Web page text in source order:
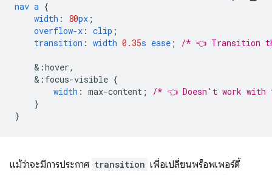
nav a {
width : 80px ;
overflow-x : clip ;
transition : width 0.35s ease ; /* 👈 Transition
& :hover,
& :focus-visible {
width : max-content ;
/* 👈 Doesn't work
}
}
แม้ว่าจะมีการประกาศ transition เพื่อเปลี่ยนพร็อพเพอร์ตี้